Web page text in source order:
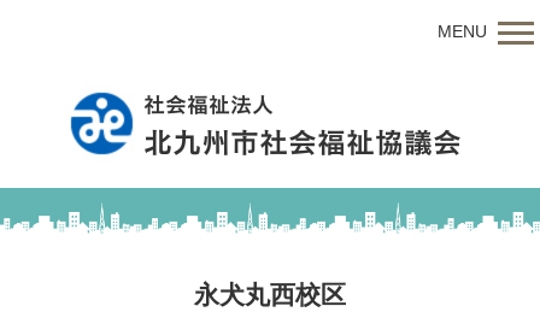
MENU
永犬丸西校区